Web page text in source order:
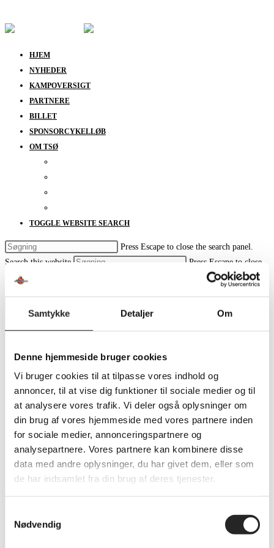
Samtykke Detaljer Om
Denne hjemmeside bruger cookies
Vi bruger cookies til at tilpasse vores indhold og
annoncer, til at vise dig funktioner til sociale medier og til
at analysere vores trafik. Vi deler også oplysninger om
din brug af vores hjemmeside med vores partnere inden
for sociale medier, annonceringspartnere og
analysepartnere. Vores partnere kan kombinere disse
data med andre oplysninger, du har givet dem, eller som
de har indsamlet fra din brug af deres tjenester.
Nødvendig
HJEM
NYHEDER
KAMPOVERSIGT
PARTNERE
BILLET
SPONSORCYKELLØB
OM TSØ
TOGGLE WEBSITE SEARCH
Press Escape to close the search panel.
Search this website
Press Escape to close
the search panel.
NYHEDER
Partnere
SPONSORCYKELLØB
OM TSØ
KONTAKT
BESTYRELSEN
SUPPORT
DATABESKYTTELSESPOLITIK